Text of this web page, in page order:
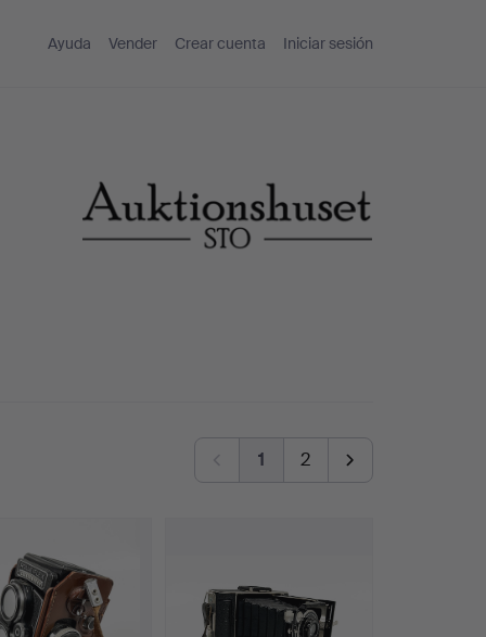
Ayuda Vender Crear cuenta Iniciar sesión
1 2